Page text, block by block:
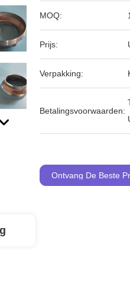
MOQ:
Prijs:
Verpakking:
Betalingsvoorwaarden:
Ontvang De Beste